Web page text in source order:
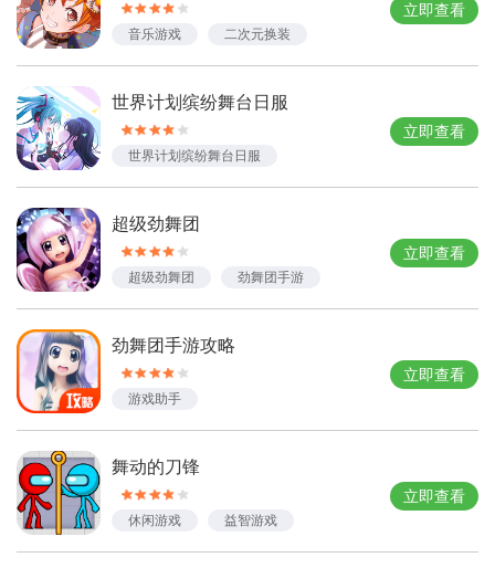
音乐游戏 二次元换装
立即查看
世界计划缤纷舞台日服
世界计划缤纷舞台日服
立即查看
超级劲舞团
超级劲舞团
劲舞团手游
跳舞手游
立即查看
劲舞团手游攻略
游戏助手
立即查看
舞动的刀锋
休闲游戏
益智游戏
轻竞技手游
解压手游
立即查看